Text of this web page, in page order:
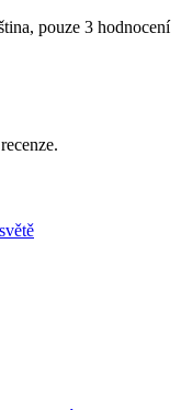
pouze 3 hodnocení